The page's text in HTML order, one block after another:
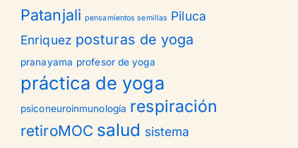
Patanjali pensamientos semillas Piluca
Enriquez posturas de yoga
pranayama profesor de yoga
práctica de yoga
psiconeuroinmunología respiración
retiroMOC salud sistema